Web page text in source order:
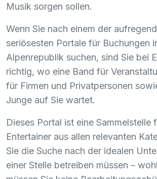
Musik sorgen sollen.
Wenn Sie nach einem der
seriösesten Portale für Buchungen
Alpenrepublik suchen, sind Sie bei
richtig, wo eine Band für
für Firmen und Privatpersonen
Junge auf Sie wartet.
Dieses Portal ist eine Sammelstelle
Entertainer aus allen relevanten
Sie die Suche nach der idealen
einer Stelle betreiben müssen –